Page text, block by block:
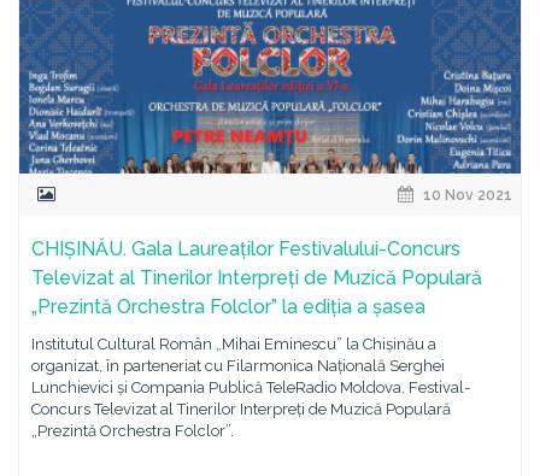
10 Nov 2021
CHIȘINĂU. Gala Laureaților Festivalului-Concurs
Televizat al Tinerilor Interpreți de Muzică Populară
„Prezintă Orchestra Folclor” la ediția a șasea
Institutul Cultural Român „Mihai Eminescu” la Chișinău a
organizat, în parteneriat cu Filarmonica Națională Serghei
Lunchievici și Compania Publică TeleRadio Moldova, Festival-
Concurs Televizat al Tinerilor Interpreți de Muzică Populară
„Prezintă Orchestra Folclor”.